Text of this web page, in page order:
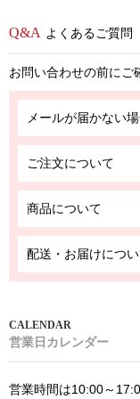
よくあるご質問
お問い合わせの前にご
メールが届かない
ご注文について
商品について
配送・お届けにつ
営業日カレンダー
営業時間は10:00～